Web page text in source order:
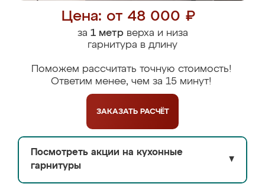
Цена: от 48 000 ₽
за 1 метрверха и низа
гарнитура в длину
Поможем рассчитать точную стоимость!
Ответим менее, чем за 15 минут!
ЗАКАЗАТЬ РАСЧЁТ
Посмотреть акции на кухонные
гарнитуры
▼